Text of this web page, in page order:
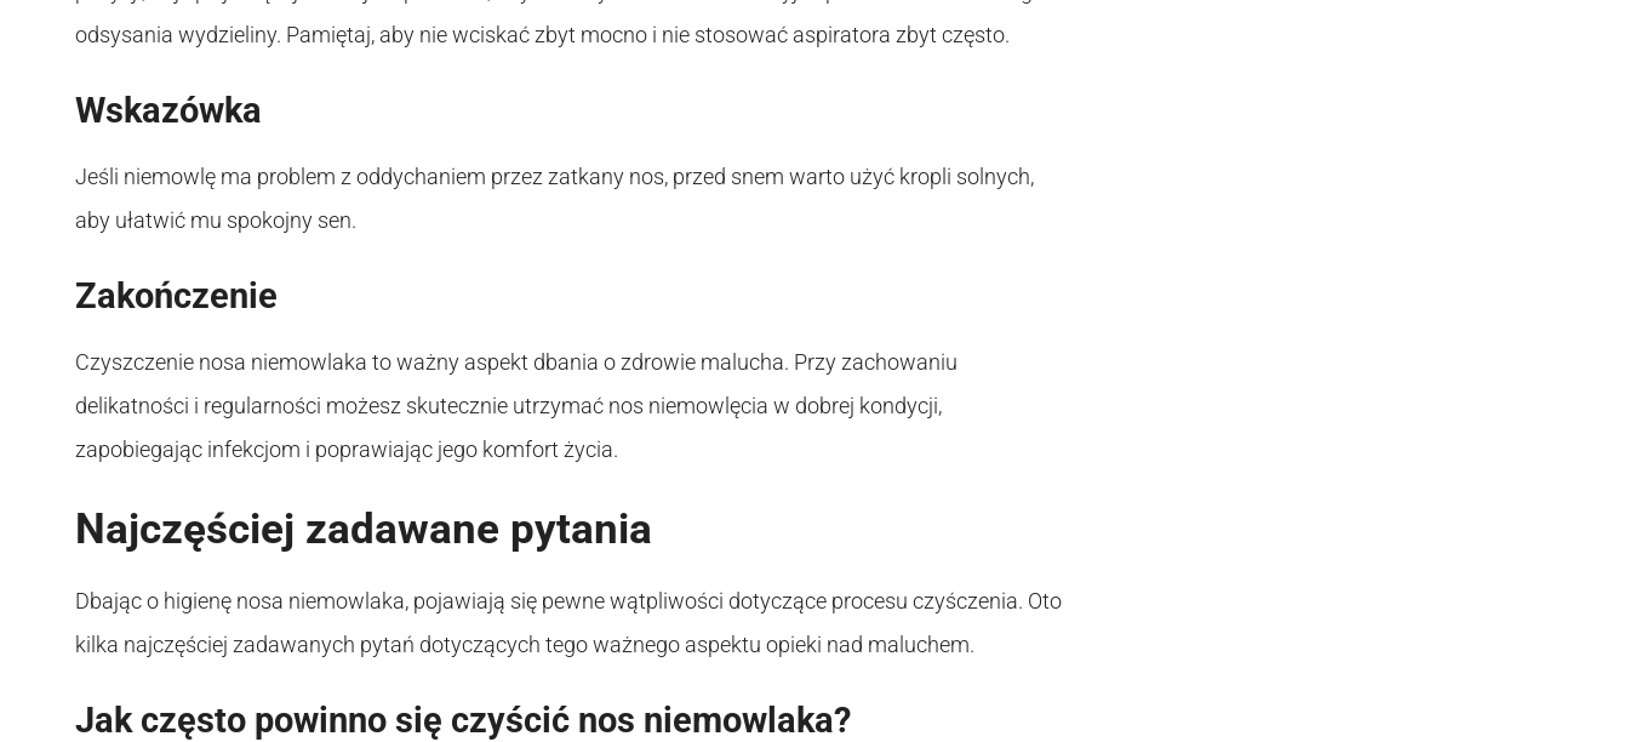
odsysania wydzieliny. Pamiętaj, aby nie wciskać zbyt mocno i nie stosować aspiratora zbyt często.
Wskazówka
Jeśli niemowlę ma problem z oddychaniem przez zatkany nos, przed snem warto użyć kropli solnych,
aby ułatwić mu spokojny sen.
Zakończenie
Czyszczenie nosa niemowlaka to ważny aspekt dbania o zdrowie malucha. Przy zachowaniu
delikatności i regularności możesz skutecznie utrzymać nos niemowlęcia w dobrej kondycji,
zapobiegając infekcjom i poprawiając jego komfort życia.
Najczęściej zadawane pytania
Dbając o higienę nosa niemowlaka, pojawiają się pewne wątpliwości dotyczące procesu czyśczenia. Oto
kilka najczęściej zadawanych pytań dotyczących tego ważnego aspektu opieki nad maluchem.
Jak często powinno się czyścić nos niemowlaka?